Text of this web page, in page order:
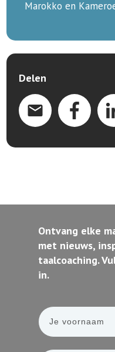
Marokko en
Delen
Ontvang elke
met nieuws,
taalcoaching.
in.